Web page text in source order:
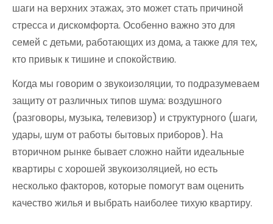
шаги на верхних этажах, это может стать причиной
стресса и дискомфорта. Особенно важно это для
семей с детьми, работающих из дома, а также для тех,
кто привык к тишине и спокойствию.
Когда мы говорим о звукоизоляции, то подразумеваем
защиту от различных типов шума: воздушного
(разговоры, музыка, телевизор) и структурного (шаги,
удары, шум от работы бытовых приборов). На
вторичном рынке бывает сложно найти идеальные
квартиры с хорошей звукоизоляцией, но есть
несколько факторов, которые помогут вам оценить
качество жилья и выбрать наиболее тихую квартиру.